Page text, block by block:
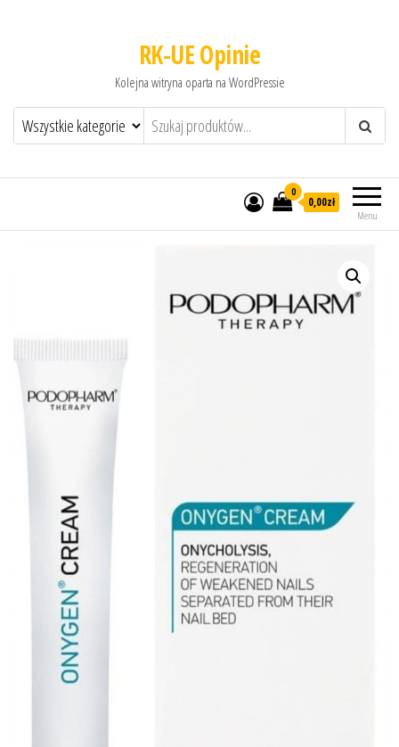
RK-UE Opinie
Kolejna witryna oparta na WordPressie
Menu
0
0,00zł